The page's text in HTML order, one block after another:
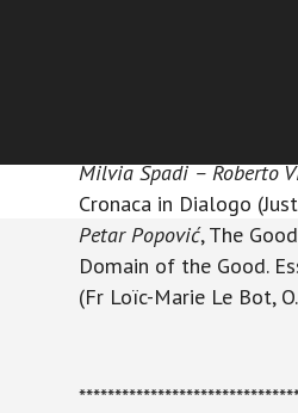
Milvia Spadi – Roberto
Cronaca in Dialogo
Petar Popović, The
Domain of the Good.
(Fr Loïc-Marie Le Bot,